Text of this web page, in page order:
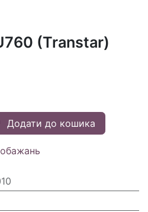
(Transtar)
Додати до кошика